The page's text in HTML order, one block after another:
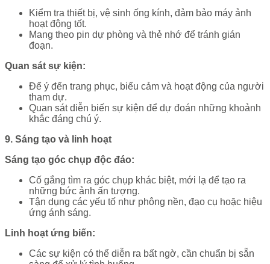
Kiểm tra thiết bị, vệ sinh ống kính, đảm bảo máy ảnh
hoạt động tốt.
Mang theo pin dự phòng và thẻ nhớ để tránh gián
đoạn.
Quan sát sự kiện:
Để ý đến trang phục, biểu cảm và hoạt động của người
tham dự.
Quan sát diễn biến sự kiện để dự đoán những khoảnh
khắc đáng chú ý.
9. Sáng tạo và linh hoạt
Sáng tạo góc chụp độc đáo:
Cố gắng tìm ra góc chụp khác biệt, mới lạ để tạo ra
những bức ảnh ấn tượng.
Tận dụng các yếu tố như phông nền, đạo cụ hoặc hiệu
ứng ánh sáng.
Linh hoạt ứng biến:
Các sự kiện có thể diễn ra bất ngờ, cần chuẩn bị sẵn